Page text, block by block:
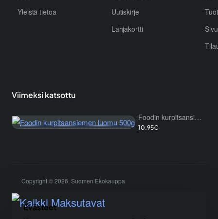
Evästeet
Yleistä tietoa
Uutiskirje
Lahjakortti
Viimeksi katsottu
Foodin kurpitsansiemen luomu 500g
10.95€
Copyright © 2026, Suomen Ekokauppa